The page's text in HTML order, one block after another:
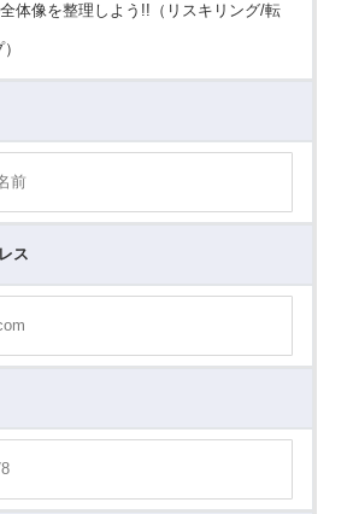
体像を整理しよう!!（リスキリング/転
ス